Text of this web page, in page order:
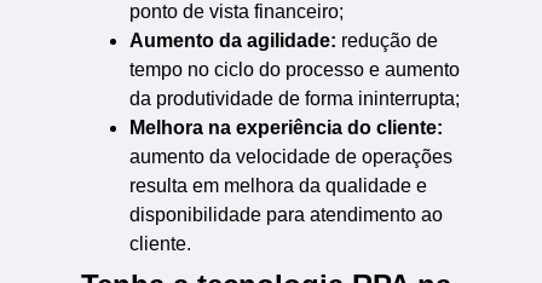
ponto de vista financeiro;
Aumento da agilidade: redução de
tempo no ciclo do processo e aumento
da produtividade de forma ininterrupta;
Melhora na experiência do cliente:
aumento da velocidade de operações
resulta em melhora da qualidade e
disponibilidade para atendimento ao
cliente.